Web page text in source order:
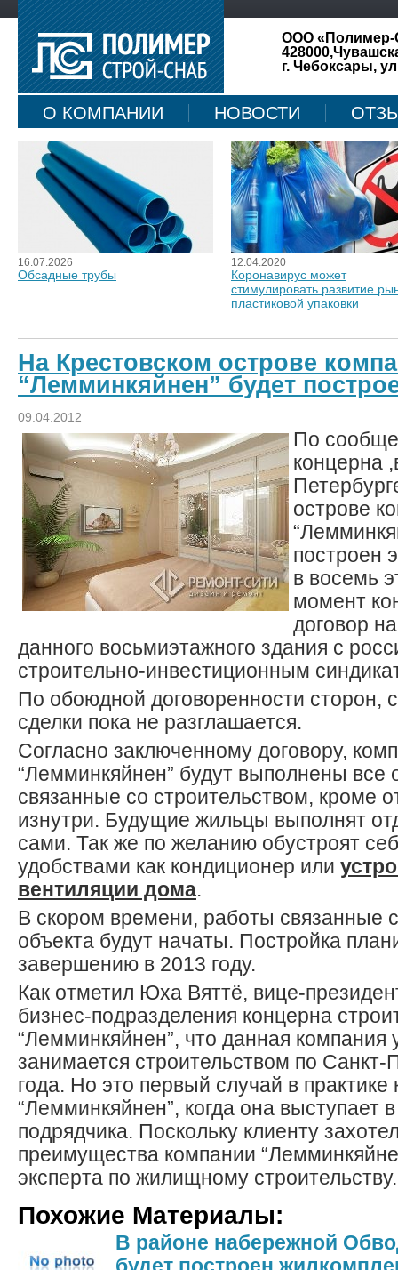
ООО «Полимер-
г. Чебоксары,
О КОМПАНИИ НОВОСТИ
КАРТА САЙТА
16.07.2026
Обсадные трубы
12.04.2020
Коронавирус может
стимулировать развитие
пластиковой упаковки
На Крестовском острове
“Лемминкяйнен” будет
09.04.2012
По
концерна
острове
построен
в восемь
момент
договор
данного восьмиэтажного здания с
строительно-инвестиционным
По обоюдной договоренности сторон,
сделки пока не разглашается.
Согласно заключенному договору,
“Лемминкяйнен” будут выполнены все
связанные со строительством, кроме
изнутри. Будущие жильцы выполнят
сами. Так же по желанию обустроят
удобствами как кондиционер или
вентиляции дома.
В скором времени, работы связанные
объекта будут начаты. Постройка
завершению в 2013 году.
Как отметил Юха Вяттё, вице-
бизнес-подразделения концерна
“Лемминкяйнен”, что данная компания
занимается строительством по Санкт-
года. Но это первый случай в практике
“Лемминкяйнен”, когда она выступает
подрядчика. Поскольку клиенту
преимущества компании
эксперта по жилищному строительству.
Похожие Материалы:
В районе набережной